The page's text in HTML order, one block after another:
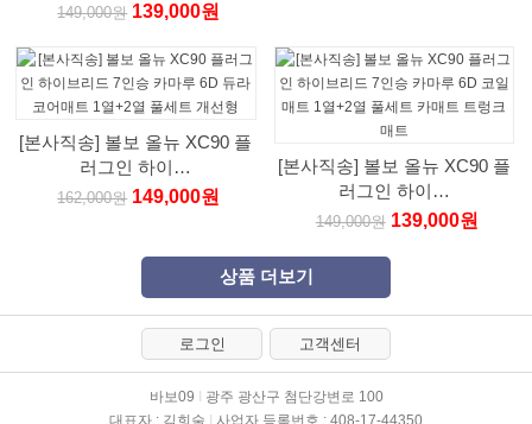
149,000원 139,000원
[본사직송] 볼보 올뉴 XC90 플
러그인 하이…
162,000원 149,000원
[본사직송] 볼보 올뉴 XC90 플
러그인 하이…
149,000원139,000원
상품 더보기
로그인 고객센터
바보09
광주 광산구 첨단강변로 100
대표자 : 김희술
사업자 등록번호 : 408-17-44350